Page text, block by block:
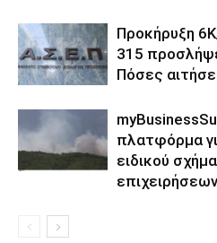
Προκήρυξη
315
Πόσες
πλατφόρμα
ειδικού